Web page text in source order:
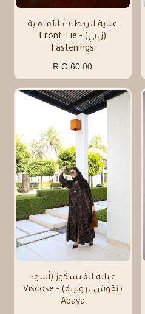
عباية الربطات الأمامية
(زيتي) - Front Tie
Fastenings
60.00 R.O
عباية الفيسكوز (أسود
بنقوش برونزية) - Viscose
Abaya